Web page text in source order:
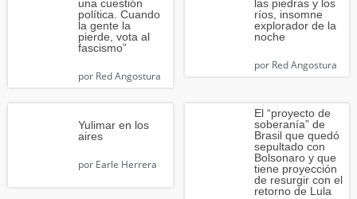
una cuestión
política. Cuando
la gente la
pierde, vota al
fascismo”
porRed Angostura
las piedras y los
ríos, insomne
explorador de la
noche
por Red Angostura
Yulimar en los
aires
porEarle Herrera
El “proyecto de
soberanía” de
Brasil que quedó
sepultado con
Bolsonaro y que
tiene proyección
de resurgir con el
retorno de Lula